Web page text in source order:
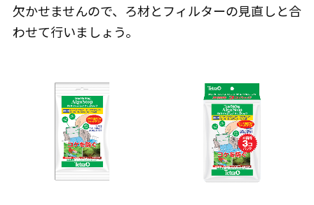
欠かせませんので、ろ材とフィルターの見直しと合
わせて行いましょう。